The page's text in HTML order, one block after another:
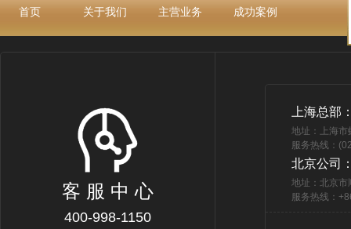
首页 关于我们 主营业务 成功案例
客 服 中 心
400-998-1150
上海总部
地址：上海
服务热线：
北京公司
地址：北京市
服务热线：